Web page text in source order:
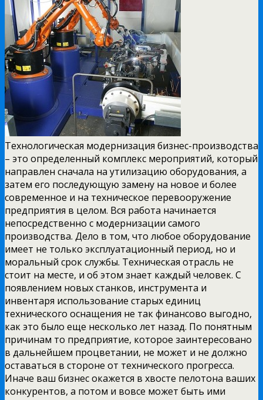
Технологическая модернизация бизнес-производства
– это определенный комплекс мероприятий, который
направлен сначала на утилизацию оборудования, а
затем его последующую замену на новое и более
современное и на техническое перевооружение
предприятия в целом. Вся работа начинается
непосредственно с модернизации самого
производства. Дело в том, что любое оборудование
имеет не только эксплуатационный период, но и
моральный срок службы. Техническая отрасль не
стоит на месте, и об этом знает каждый человек. С
появлением новых станков, инструмента и
инвентаря использование старых единиц
технического оснащения не так финансово выгодно,
как это было еще несколько лет назад. По понятным
причинам то предприятие, которое заинтересовано
в дальнейшем процветании, не может и не должно
оставаться в стороне от технического прогресса.
Иначе ваш бизнес окажется в хвосте пелотона ваших
конкурентов, а потом и вовсе может быть ими